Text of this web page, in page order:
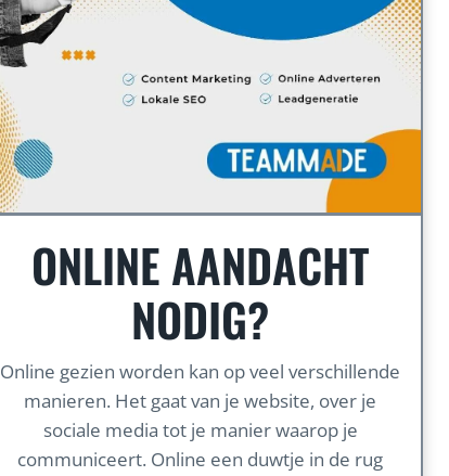
ONLINE AANDACHT
NODIG?
Online gezien worden kan op veel verschillende
manieren. Het gaat van je website, over je
sociale media tot je manier waarop je
communiceert. Online een duwtje in de rug